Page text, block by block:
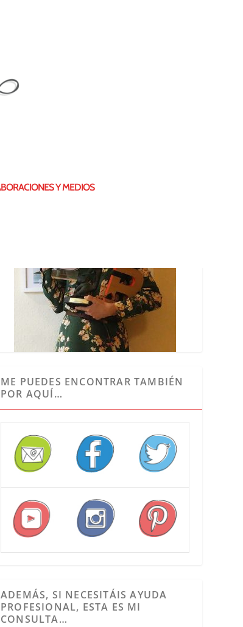
Y MEDIOS
ME PUEDES ENCONTRAR TAMBIÉN
POR AQUÍ…
ADEMÁS, SI NECESITÁIS AYUDA
PROFESIONAL, ESTA ES MI
CONSULTA…